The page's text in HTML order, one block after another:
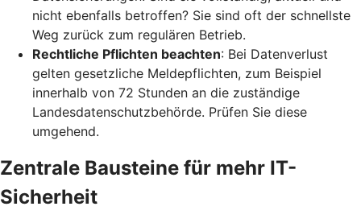
nicht ebenfalls betroffen? Sie sind oft der schnellste
Weg zurück zum regulären Betrieb.
Rechtliche Pflichten beachten: Bei Datenverlust
gelten gesetzliche Meldepflichten, zum Beispiel
innerhalb von 72 Stunden an die zuständige
Landesdatenschutzbehörde. Prüfen Sie diese
umgehend.
Zentrale Bausteine für mehr IT-
Sicherheit